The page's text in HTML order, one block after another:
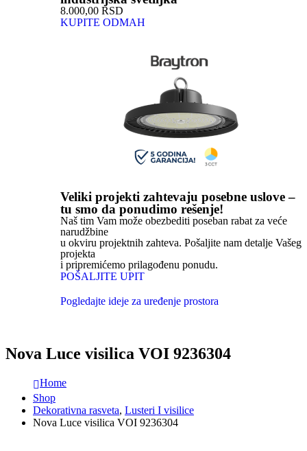
8.000,00 RSD
KUPITE ODMAH
Veliki projekti zahtevaju posebne uslove –
tu smo da ponudimo rešenje!
Naš tim Vam može obezbediti poseban rabat za veće
narudžbine
u okviru projektnih zahteva. Pošaljite nam detalje Vašeg
projekta
i pripremićemo prilagođenu ponudu.
POŠALJITE UPIT
Pogledajte ideje za uređenje prostora
Nova Luce visilica VOI 9236304
Home
Shop
Dekorativna rasveta, Lusteri I visilice
Nova Luce visilica VOI 9236304